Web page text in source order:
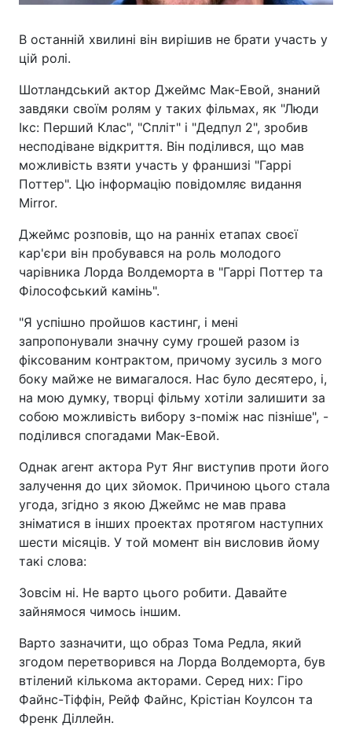
В останній хвилині він вирішив не брати участь у
цій ролі.
Шотландський актор Джеймс Мак-Евой, знаний
завдяки своїм ролям у таких фільмах, як "Люди
Ікс: Перший Клас", "Спліт" і "Дедпул 2", зробив
несподіване відкриття. Він поділився, що мав
можливість взяти участь у франшизі "Гаррі
Поттер". Цю інформацію повідомляє видання
Mirror.
Джеймс розповів, що на ранніх етапах своєї
кар'єри він пробувався на роль молодого
чарівника Лорда Волдеморта в "Гаррі Поттер та
Філософський камінь".
"Я успішно пройшов кастинг, і мені
запропонували значну суму грошей разом із
фіксованим контрактом, причому зусиль з мого
боку майже не вимагалося. Нас було десятеро, і,
на мою думку, творці фільму хотіли залишити за
собою можливість вибору з-поміж нас пізніше", -
поділився спогадами Мак-Евой.
Однак агент актора Рут Янг виступив проти його
залучення до цих зйомок. Причиною цього стала
угода, згідно з якою Джеймс не мав права
зніматися в інших проектах протягом наступних
шести місяців. У той момент він висловив йому
такі слова:
Зовсім ні. Не варто цього робити. Давайте
зайнямося чимось іншим.
Варто зазначити, що образ Тома Редла, який
згодом перетворився на Лорда Волдеморта, був
втілений кількома акторами. Серед них: Гіро
Файнс-Тіффін, Рейф Файнс, Крістіан Коулсон та
Френк Діллейн.